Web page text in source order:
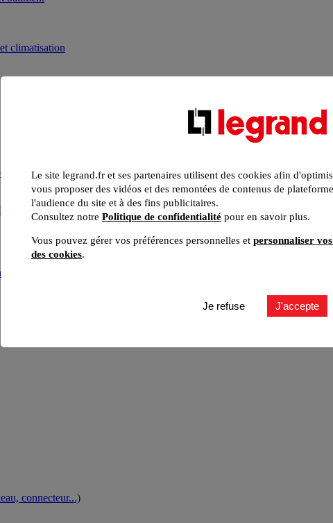
climatisation
climatisation
et boîte de sol
du bâtiment
connecteur...)
Le site legrand.fr et ses partenaires utilisent des cookies afin
vous proposer des vidéos et des remontées de contenus de
l'audience du site et à des fins publicitaires.
Consultez notre Politique de confidentialité pour en savoir plus.
Vous pouvez gérer vos préférences personnelles et personnaliser
des cookies.
Je refuse J'accepte